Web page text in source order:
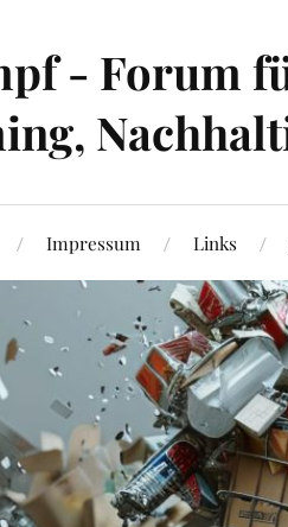
- Forum
Impressum Links